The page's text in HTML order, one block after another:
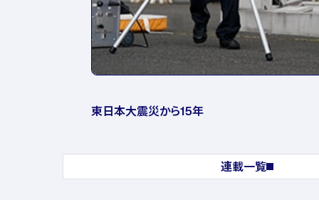
東日本大震災から15年
連載一覧